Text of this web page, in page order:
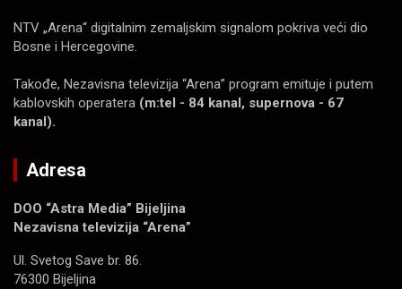
NTV „Arena“ digitalnim zemaljskim signalom pokriva veći dio
Bosne i Hercegovine.
Takođe, Nezavisna televizija “Arena” program emituje i putem
kablovskih operatera (m:tel - 84 kanal, supernova - 67
kanal).
Adresa
DOO “Astra Media” Bijeljina
Nezavisna televizija “Arena”
Ul. Svetog Save br. 86.
76300 Bijeljina